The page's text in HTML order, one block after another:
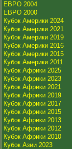
ЕВРО 2004
ЕВРО 2000
Кубок Америки 2024
Кубок Америки 2021
Кубок Америки 2019
Кубок Америки 2016
Кубок Америки 2015
Кубок Америки 2011
Кубок Африки 2025
Кубок Африки 2023
Кубок Африки 2021
Кубок Африки 2019
Кубок Африки 2017
Кубок Африки 2015
Кубок Африки 2013
Кубок Африки 2012
Кубок Африки 2010
Кубок Азии 2023